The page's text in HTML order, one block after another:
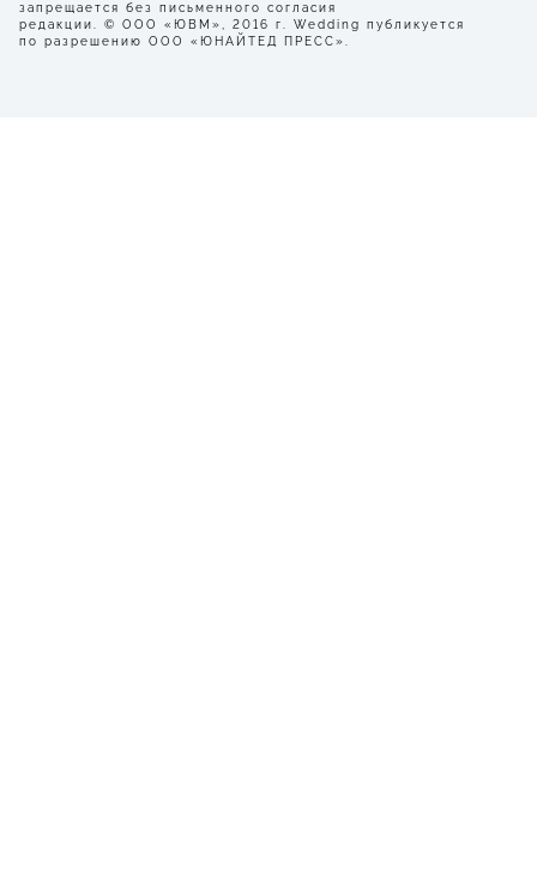
запрещается без письменного согласия
редакции. © ООО «ЮВМ», 2016 г. Wedding публикуется
по разрешению ООО «ЮНАЙТЕД ПРЕСС».